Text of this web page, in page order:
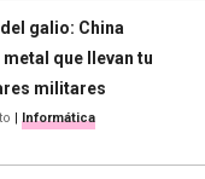
galio: China
que llevan tu
militares
| Informática